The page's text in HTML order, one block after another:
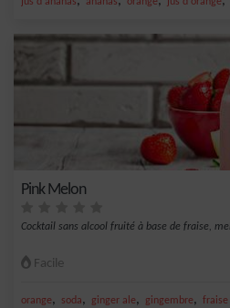
Pink Melon
Cocktail sans alcool fruité à base de fraise,
Facile
orange, soda, ginger ale, gingembre, fraise